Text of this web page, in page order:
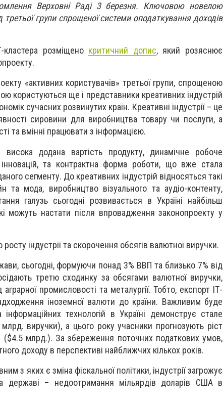
Верховні Раді 3 березня. Ключовою новелою
групи спрощеної системи оподаткування доходів
кластера розміщено критичний допис, який розяснює
«активних користувачів» третьої групи, спрощеною
користуються ще і представники креативних індустрій
сучасних розвинутих країн. Креативні індустрії – це
сировини для виробництва товару чи послуги, а
та вмінні працювати з інформацією.
висока додана вартість продукту, динамічне робоче
та контрактна форма роботи, що вже стала
сегменту. До креативних індустрій відносяться такі
та мода, виробництво візуального та аудіо-контенту,
галузь сьогодні розвивається в Україні найбільш
можуть настати після впровадження законопроекту у
індустрії та скорочення обсягів валютної виручки.
сьогодні, формуючи понад 3% ВВП та близько 7% від
третю сходинку за обсягами валютної виручки,
промисловості та металургії. Тобто, експорт ІТ-
іноземної валюти до країни. Важливим буде
технологій в Україні демонструє стале
виручки), а цього року учасники прогнозують ріст
млрд.). За збереження поточних податкових умов,
доходу в перспективі найближчих кількох років.
з яких є зміна фіскальної політики, індустрії загрожує
державі – недоотримання мільярдів доларів США в